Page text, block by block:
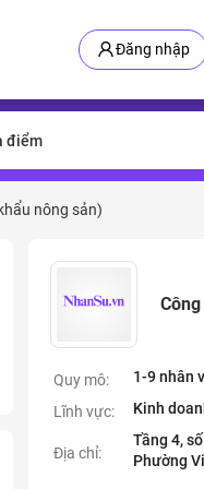
Đăng nhập
điểm
nông sản)
Quy mô:
1-9 nhân
Lĩnh vực:
Kinh
Địa chỉ:
Tầng 4,
Phường